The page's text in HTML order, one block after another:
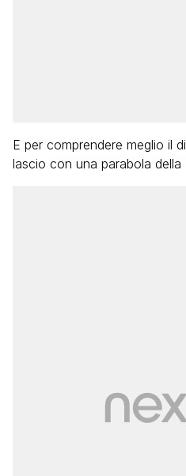
E per comprendere meglio il
lascio con una parabola della